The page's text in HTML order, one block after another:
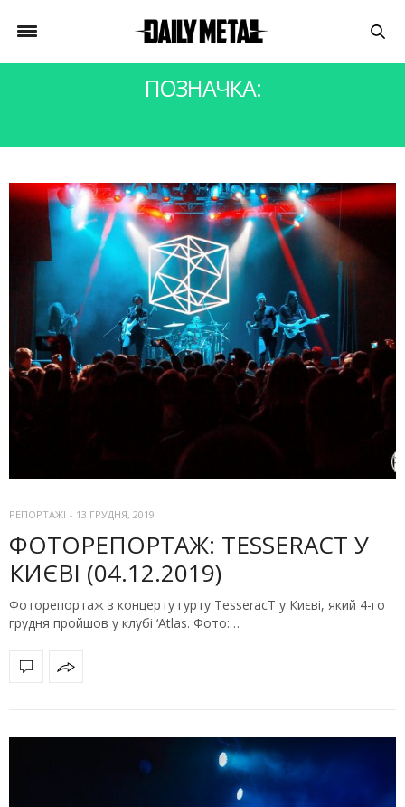
ПОЗНАЧКА:
РЕПОРТАЖІ - 13 ГРУДНЯ, 2019
ФОТОРЕПОРТАЖ: TESSERACT У
КИЄВІ (04.12.2019)
Фоторепортаж з концерту гурту TesseracT у Києві, який 4-го
грудня пройшов у клубі ‘Atlas. Фото:…